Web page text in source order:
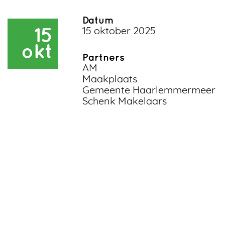
15
okt
Datum
15 oktober 2025
Partners
AM
Maakplaats
Gemeente Haarlemmermeer
Schenk Makelaars